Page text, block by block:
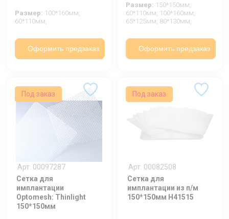
Размер: 100*160мм,
60*110мм,
Оформить предзаказ
Размер: 150*150мм,
60*110мм, 100*160мм,
65*125мм, 80*130мм,
Оформить предзаказ
Под заказ
Арт. 00097287
Сетка для
имплантации
Optomesh: Thinlight
150*150мм
Под заказ
Арт. 00082508
Сетка для
имплантации из п/м
150*150мм Н41515